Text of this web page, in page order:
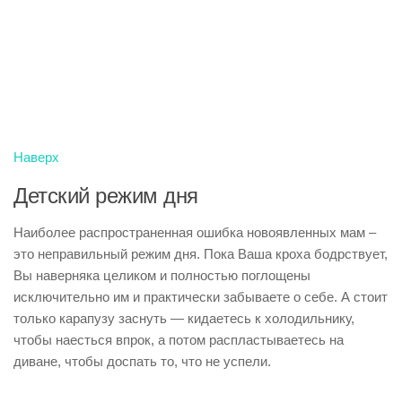
Наверх
Детский режим дня
Наиболее распространенная ошибка новоявленных мам –
это неправильный режим дня. Пока Ваша кроха бодрствует,
Вы наверняка целиком и полностью поглощены
исключительно им и практически забываете о себе. А стоит
только карапузу заснуть — кидаетесь к холодильнику,
чтобы наесться впрок, а потом распластываетесь на
диване, чтобы доспать то, что не успели.